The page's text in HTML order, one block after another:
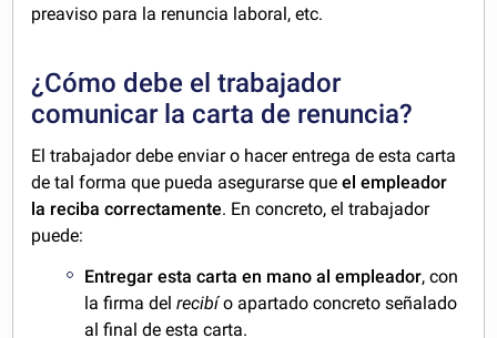
preaviso para la renuncia laboral, etc.
¿Cómo debe el trabajador
comunicar la carta de renuncia?
El trabajador debe enviar o hacer entrega de esta carta
de tal forma que pueda asegurarse queel empleador
la reciba correctamente. En concreto, el trabajador
puede:
Entregar esta carta en mano al empleador, con
la firma delrecibío apartado concreto señalado
al final de esta carta.